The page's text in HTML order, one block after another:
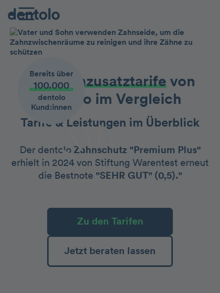
Die Zahnzusatztarifevon
dentolo im Vergleich
Tarife & Leistungen im Überblick
Der dentolo Zahnschutz "Premium Plus"
erhielt in 2024 von Stiftung Warentest erneut
die Bestnote "SEHR GUT" (0,5)."
Bereits über
100.000
dentolo
Kund:innen
Zu den Tarifen
Jetzt beraten lassen